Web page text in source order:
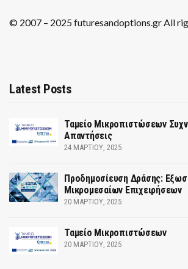
© 2007 – 2025 futuresandoptions.gr All
Latest Posts
Ταμείο Μικροπιστώσεων
Απαντήσεις
24 ΜΑΡΤΊΟΥ, 2025
Προδημοσίευση Δράσης:
Μικρομεσαίων Επιχειρήσεων
20 ΜΑΡΤΊΟΥ, 2025
Ταμείο Μικροπιστώσεων
20 ΜΑΡΤΊΟΥ, 2025